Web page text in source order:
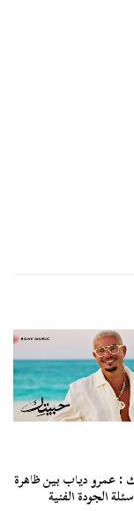
: عمرو دياب بين ظاهرة
الجودة الفنية